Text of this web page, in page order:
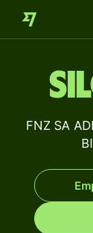
FNZ SA